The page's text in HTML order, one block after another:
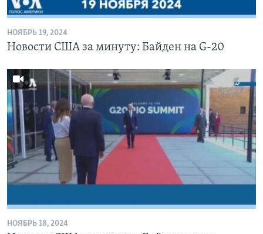
НОЯБРЬ 19, 2024
Новости США за минуту: Байден на G-20
НОЯБРЬ 18, 2024